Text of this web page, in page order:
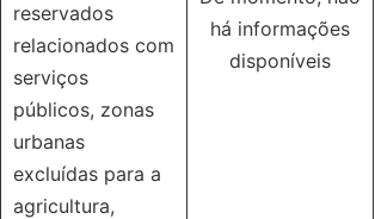
reservados
relacionados com
serviços
públicos, zonas
urbanas
excluídas para a
agricultura,
há informações
disponíveis